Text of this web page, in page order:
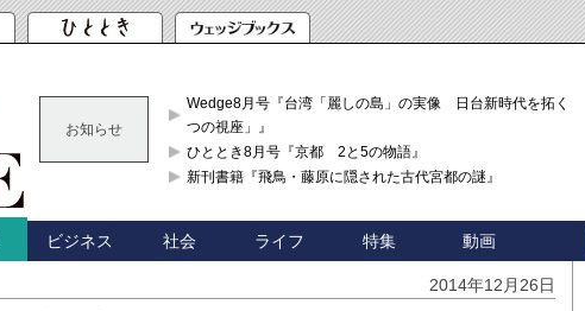
お知らせ
Wedge8月号『台湾「麗しの島」の実像 日台新時代を拓く「3
つの視座」』
ひととき8月号『京都 2と5の物語』
新刊書籍『飛鳥・藤原に隠された古代宮都の謎』
ビジネス 社会 ライフ 特集 動画
2014年12月26日